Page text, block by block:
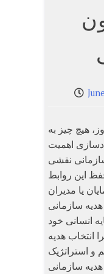
هیچ چیز به
اهمیت
نقشی
این روابط
یا مدیران
سازمانی
انسانی خود
انتخاب هدیه
و استراتژیک
سازمانی